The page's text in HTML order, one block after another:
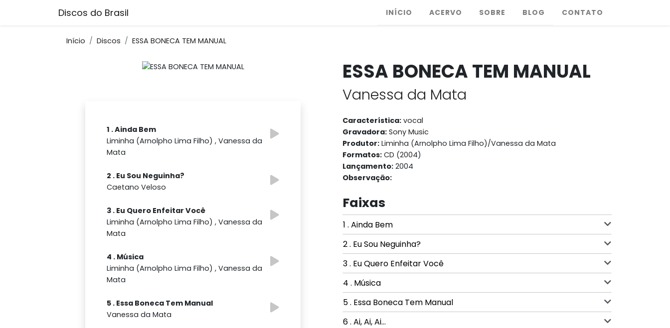
Discos do Brasil INÍCIO ACERVO SOBRE BLOG CONTATO
Início Discos ESSA BONECA TEM MANUAL
1 . Ainda Bem
Liminha (Arnolpho Lima Filho) , Vanessa da
Mata
2 . Eu Sou Neguinha?
Caetano Veloso
3 . Eu Quero Enfeitar Você
Liminha (Arnolpho Lima Filho) , Vanessa da
Mata
4 . Música
Liminha (Arnolpho Lima Filho) , Vanessa da
Mata
5 . Essa Boneca Tem Manual
Vanessa da Mata
ESSA BONECA TEM MANUAL
Vanessa da Mata
Característica: vocal
Gravadora: Sony Music
Produtor: Liminha (Arnolpho Lima Filho)/Vanessa da Mata
Formatos: CD (2004)
Lançamento: 2004
Observação:
Faixas
1 . Ainda Bem
2 . Eu Sou Neguinha?
3 . Eu Quero Enfeitar Você
4 . Música
5 . Essa Boneca Tem Manual
6 . Ai, Ai, Ai...